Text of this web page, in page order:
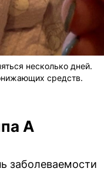
несколько дней.
средств.
А
заболеваемости